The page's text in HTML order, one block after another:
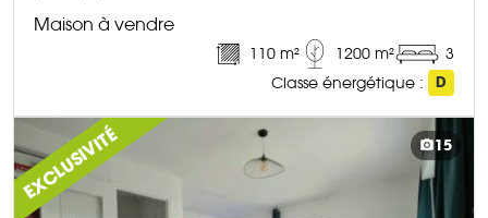
Maison à vendre
110 m² 1200 m²
3
Classe énergétique :
D
DÉCOUVRIR CE BIEN
EXCLUSIVITÉ 15